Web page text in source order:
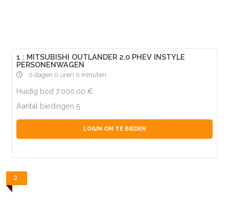
1 : MITSUBISHI OUTLANDER 2.0 PHEV INSTYLE
PERSONENWAGEN
0 dagen 0 uren 0 minuten
Huidig bod 7.000,00
Aantal biedingen 5
LOGIN OM TE BIEDEN
2